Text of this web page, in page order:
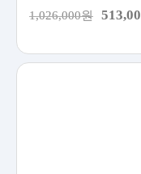
1,026,000원